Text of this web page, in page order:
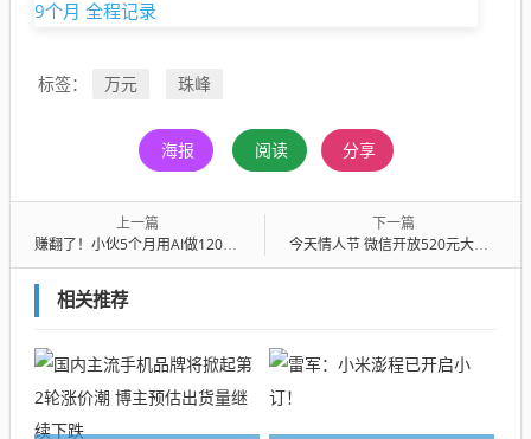
标签： 万元 珠峰
海报 阅读 分享
上一篇
赚翻了！小伙5个月用AI做120多个App：只需验收上架 90%都有付费用户
下一篇
今天情人节 微信开放520元大额红包 官方提醒警惕网络诈骗
相关推荐